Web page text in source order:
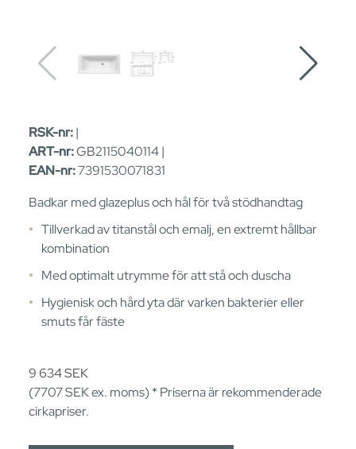
RSK-nr:|
ART-nr:GB2115040114 |
EAN-nr:7391530071831
Badkar med glazeplus och hål för två stödhandtag
Tillverkad av titanstål och emalj, en extremt hållbar
kombination
Med optimalt utrymme för att stå och duscha
Hygienisk och hård yta där varken bakterier eller
smuts får fäste
9 634SEK
(7707SEKex. moms) * Priserna är rekommenderade
cirkapriser.